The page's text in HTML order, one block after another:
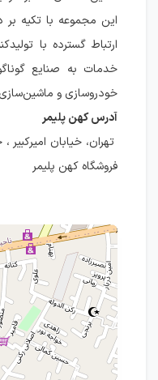
این مجموعه با تکیه
ارتباط گسترده با
خدمات به صنایع
خودروسازی و
آدرس کهن پلیمر
فروشگاه کهن پلیمر